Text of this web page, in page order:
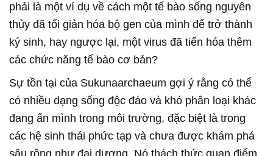
phải là một ví dụ về cách một tế bào sống nguyên
thủy đã tối giản hóa bộ gen của mình để trở thành
ký sinh, hay ngược lại, một virus đã tiến hóa thêm
các chức năng tế bào cơ bản?
Sự tồn tại của Sukunaarchaeum gợi ý rằng có thể
có nhiều dạng sống độc đáo và khó phân loại khác
đang ẩn mình trong môi trường, đặc biệt là trong
các hệ sinh thái phức tạp và chưa được khám phá